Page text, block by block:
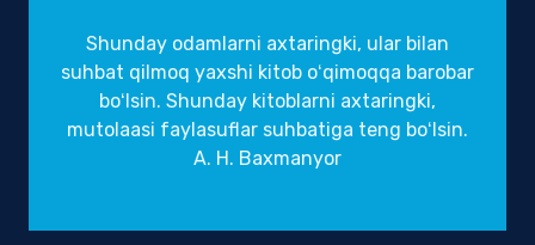
Shunday odamlarni axtaringki, ular bilan
suhbat qilmoq yaxshi kitob oʻqimoqqa barobar
boʻlsin. Shunday kitoblarni axtaringki,
mutolaasi faylasuflar suhbatiga teng boʻlsin.
A. H. Baxmanyor